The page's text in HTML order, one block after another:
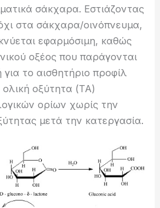
σάκχαρα. Εστιάζοντας
στα σάκχαρα/οινόπνευμα,
εφαρμόσιμη, καθώς
οξέος που παράγονται
για το αισθητήριο προφίλ
οξύτητα (ΤΑ)
ορίων χωρίς την
μετά την κατεργασία.